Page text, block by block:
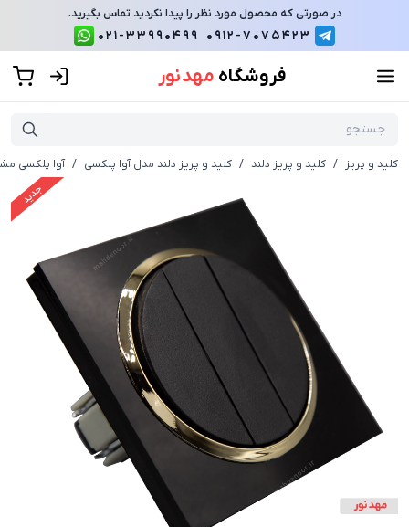
در صورتی که محصول مورد نظر را پیدا نکردید تماس بگیرید.
0912-7075423
021-33990499
فروشگاه مهد نور
کلید و پریز / کلید و پریز دلند / کلید و پریز دلند مدل آوا پلکسی / آوا پلکسی
جدید